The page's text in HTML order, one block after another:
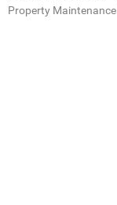
Property Maintenance